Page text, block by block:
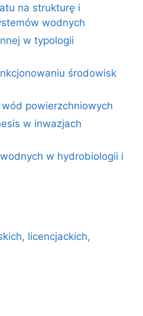
na strukturę i
wodnych
w typologii
środowisk
powierzchniowych
w inwazjach
w hydrobiologii i
licencjackich,